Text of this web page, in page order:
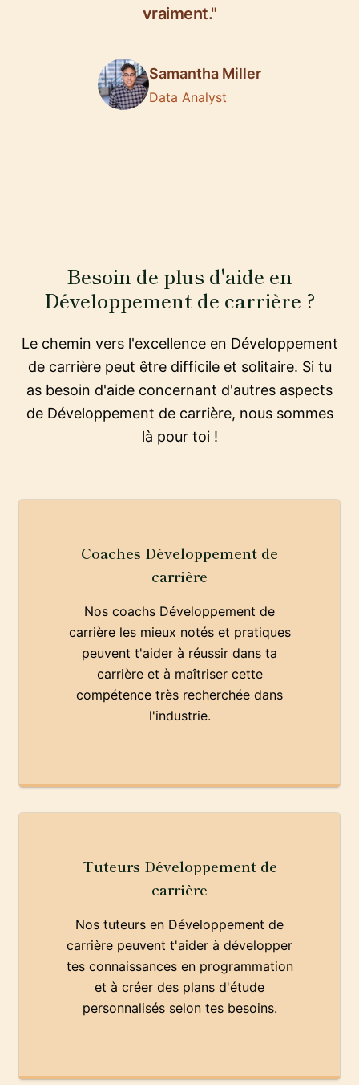
vraiment."
Samantha Miller
Data Analyst
Besoin de plus d'aide en
Développement de carrière ?
Le chemin vers l'excellence en Développement
de carrière peut être difficile et solitaire. Si tu
as besoin d'aide concernant d'autres aspects
de Développement de carrière, nous sommes
là pour toi !
Coaches Développement de
carrière
Nos coachs Développement de
carrière les mieux notés et pratiques
peuvent t'aider à réussir dans ta
carrière et à maîtriser cette
compétence très recherchée dans
l'industrie.
Tuteurs Développement de
carrière
Nos tuteurs en Développement de
carrière peuvent t'aider à développer
tes connaissances en programmation
et à créer des plans d'étude
personnalisés selon tes besoins.